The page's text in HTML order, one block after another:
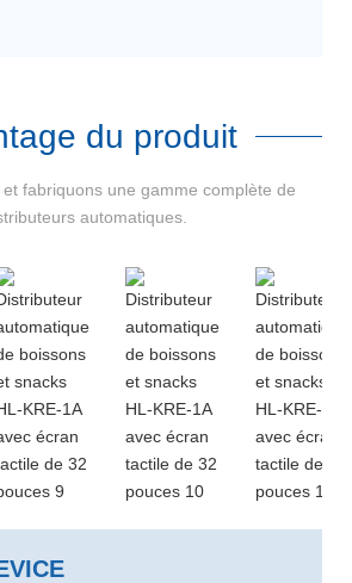
du produit
fabriquons une gamme complète de
automatiques.